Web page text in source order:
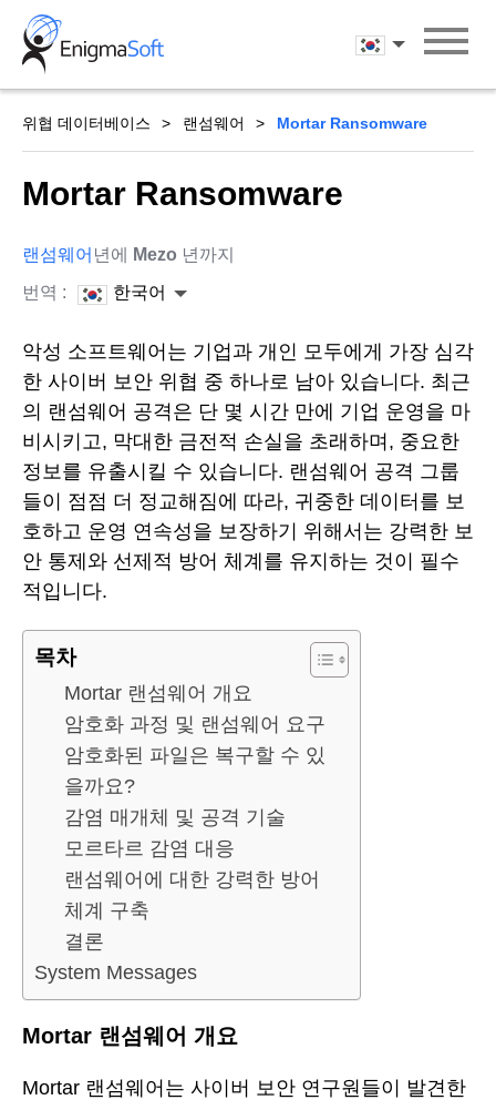
Skip
content
한국어
위협 데이터베이스 랜섬웨어 Mortar Ransomware
Mortar Ransomware
랜섬웨어 년에 Mezo 년까지
번역 :
한국어
악성 소프트웨어는 기업과 개인 모두에게 가장 심각
한 사이버 보안 위협 중 하나로 남아 있습니다. 최근
의 랜섬웨어 공격은 단 몇 시간 만에 기업 운영을 마
비시키고, 막대한 금전적 손실을 초래하며, 중요한
정보를 유출시킬 수 있습니다. 랜섬웨어 공격 그룹
들이 점점 더 정교해짐에 따라, 귀중한 데이터를 보
호하고 운영 연속성을 보장하기 위해서는 강력한 보
안 통제와 선제적 방어 체계를 유지하는 것이 필수
적입니다.
목차
Mortar 랜섬웨어 개요
암호화 과정 및 랜섬웨어 요구
암호화된 파일은 복구할 수 있
을까요?
감염 매개체 및 공격 기술
모르타르 감염 대응
랜섬웨어에 대한 강력한 방어
체계 구축
결론
System Messages
Mortar 랜섬웨어 개요
Mortar 랜섬웨어는 사이버 보안 연구원들이 발견한